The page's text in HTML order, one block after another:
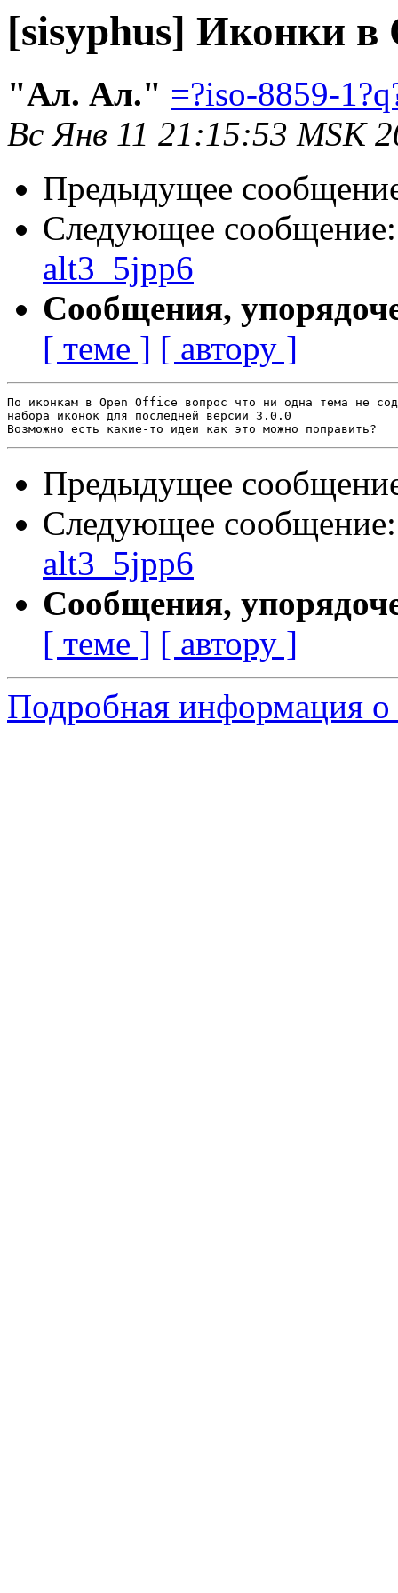
[sisyphus] Иконки в
"Ал. Ал." =?iso-8859-
Вс Янв 11 21:15:53 MSK
Предыдущее
Следующее
alt3_5jpp6
Сообщения,
[ теме ] [ автору ]
По иконкам в Open Office вопрос что ни одна тема не
набора иконок для последней версии 3.0.0
Предыдущее
Следующее
alt3_5jpp6
Сообщения,
[ теме ] [ автору ]
Подробная информация о